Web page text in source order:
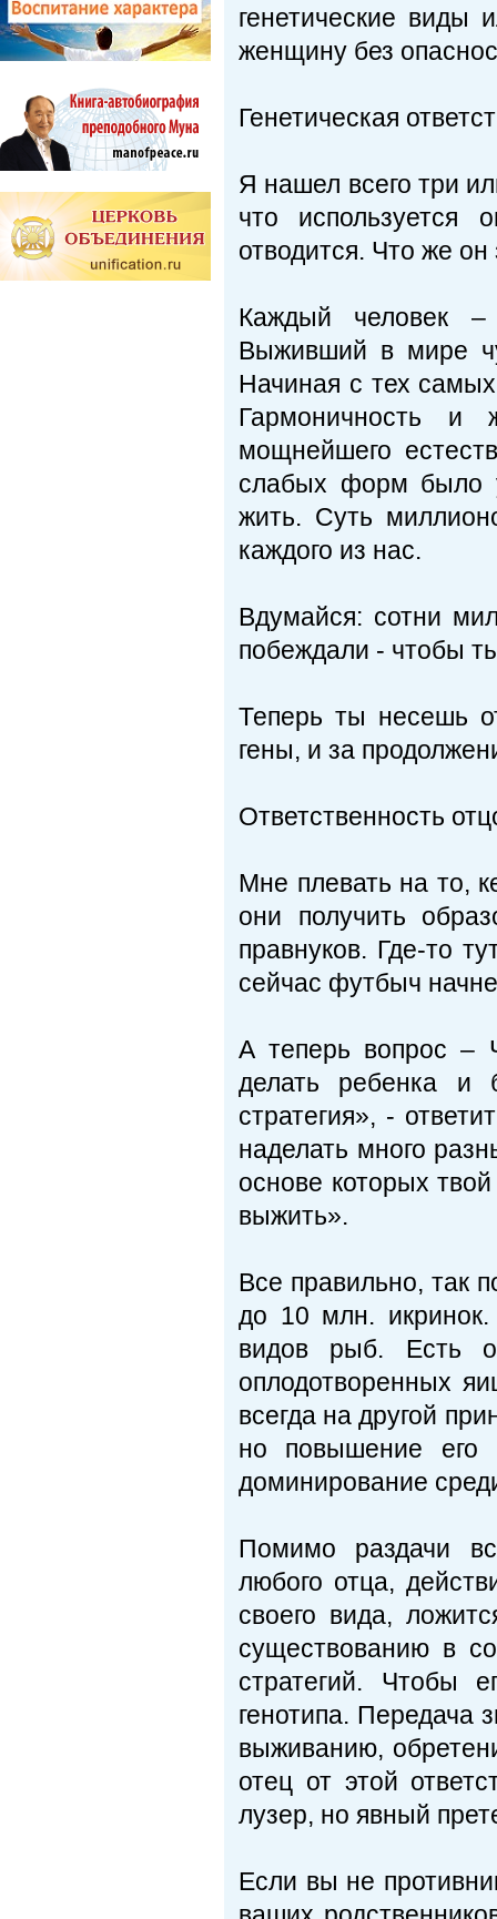
генетические виды
женщину без
Генетическая
Я нашел всего три
что
отводится. Что же он
Каждый человек –
Выживший в мире
Начиная с тех
Гармоничность и
мощнейшего
слабых форм было
жить. Суть
каждого из нас.
Вдумайся: сотни
побеждали - чтобы
Теперь ты несешь
гены, и за
Ответственность
Мне плевать на то,
они получить
правнуков. Где-то
сейчас футбыч
А теперь вопрос –
делать ребенка и
стратегия», -
наделать много
основе которых
выжить».
Все правильно, так
до 10 млн. икринок.
видов рыб. Есть
оплодотворенных
всегда на другой
но повышение его
доминирование
Помимо раздачи
любого отца,
своего вида,
существованию в
стратегий. Чтобы
генотипа. Передача
выживанию,
отец от этой
лузер, но явный
Если вы не